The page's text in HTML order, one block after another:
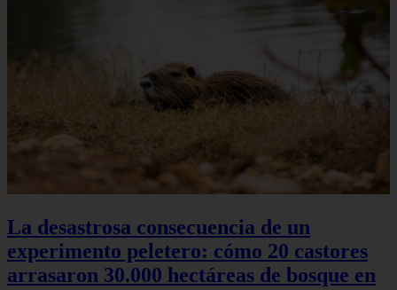
La desastrosa consecuencia de un
experimento peletero: cómo 20 castores
arrasaron 30.000 hectáreas de bosque en